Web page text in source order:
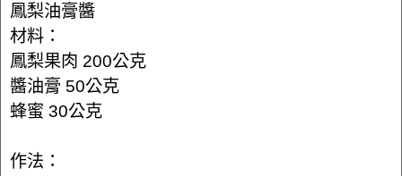
鳳梨油膏醬
材料：
鳳梨果肉 200公克
醬油膏 50公克
蜂蜜 30公克
作法：